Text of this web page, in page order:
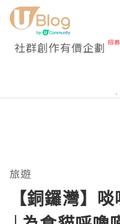
社群創作有價企劃
旅遊
【銅鑼灣】